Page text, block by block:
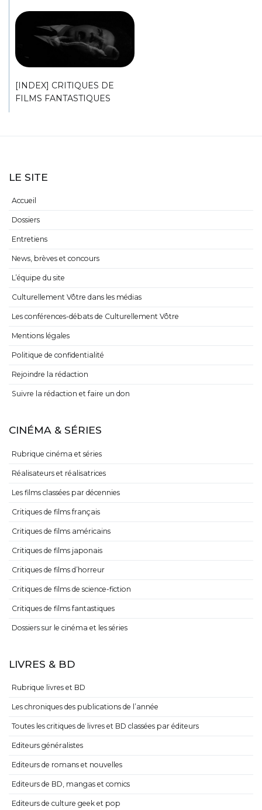
[INDEX] CRITIQUES DE
FILMS FANTASTIQUES
LE SITE
Accueil
Dossiers
Entretiens
News, brèves et concours
L’équipe du site
Culturellement Vôtre dans les médias
Les conférences-débats de Culturellement Vôtre
Mentions légales
Politique de confidentialité
Rejoindre la rédaction
Suivre la rédaction et faire un don
CINÉMA & SÉRIES
Rubrique cinéma et séries
Réalisateurs et réalisatrices
Les films classées par décennies
Critiques de films français
Critiques de films américains
Critiques de films japonais
Critiques de films d’horreur
Critiques de films de science-fiction
Critiques de films fantastiques
Dossiers sur le cinéma et les séries
LIVRES & BD
Rubrique livres et BD
Les chroniques des publications de l’année
Toutes les critiques de livres et BD classées par éditeurs
Editeurs généralistes
Editeurs de romans et nouvelles
Editeurs de BD, mangas et comics
Editeurs de culture geek et pop